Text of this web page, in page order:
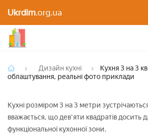
Ukrdim.org.ua
реальні фото приклади
Дизайн кухні
Кухня 3 на 3
облаштування, реальні фото приклади
Кухні розміром 3 на 3 метри
вважається, що дев'яти квадратів досить
функціональної кухонної зони.